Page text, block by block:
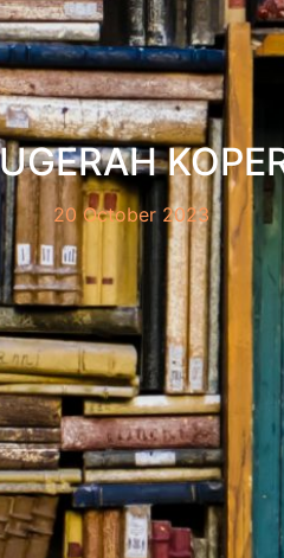
20 October 2023